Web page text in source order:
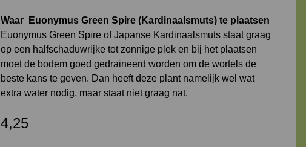
Waar Euonymus Green Spire(Kardinaalsmuts) te plaatsen
Euonymus Green Spireof Japanse Kardinaalsmuts staat graag
op een halfschaduwrijke tot zonnige plek en bij het plaatsen
moet de bodem goed gedraineerd worden om de wortels de
beste kans te geven. Dan heeft deze plant namelijk wel wat
extra water nodig, maar staat niet graag nat.
4,25